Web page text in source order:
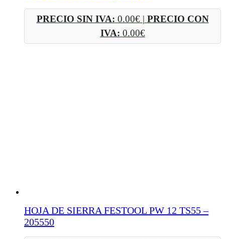
PRECIO SIN IVA: 0.00€ | PRECIO CON
IVA: 0.00€
HOJA DE SIERRA FESTOOL PW 12 TS55 –
205550